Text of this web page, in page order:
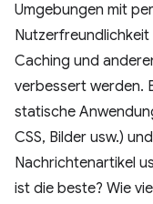
Umgebungen mit
Caching und
verbessert werden.
statische
CSS, Bilder usw.)
Nachrichtenartikel
ist die beste? Wie